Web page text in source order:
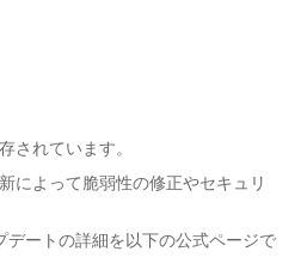
されています。
によって脆弱性の修正やセキュリ
デートの詳細を以下の公式ページで